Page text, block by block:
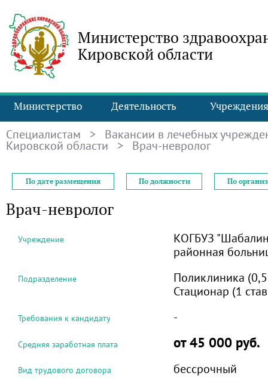
Министерство
Кировской области
Министерство Деятельность Учреждения
Специалистам > Вакансии в лечебных
Кировской области > Врач-невролог
По дате размещения По должности По
Врач-невролог
Учреждение
КОГБУЗ
районная
Подразделение
Поликлиника
Стационар (1
Требования к кандидату -
Средняя заработная плата от 45 000 руб.
Вид трудового договора бессрочный